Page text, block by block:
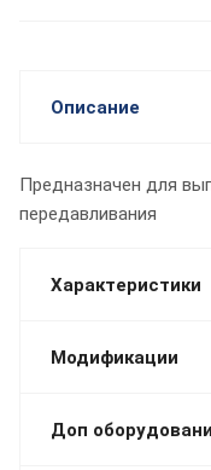
Описание
Предназначен для
передавливания
Характеристики
Модификации
Доп